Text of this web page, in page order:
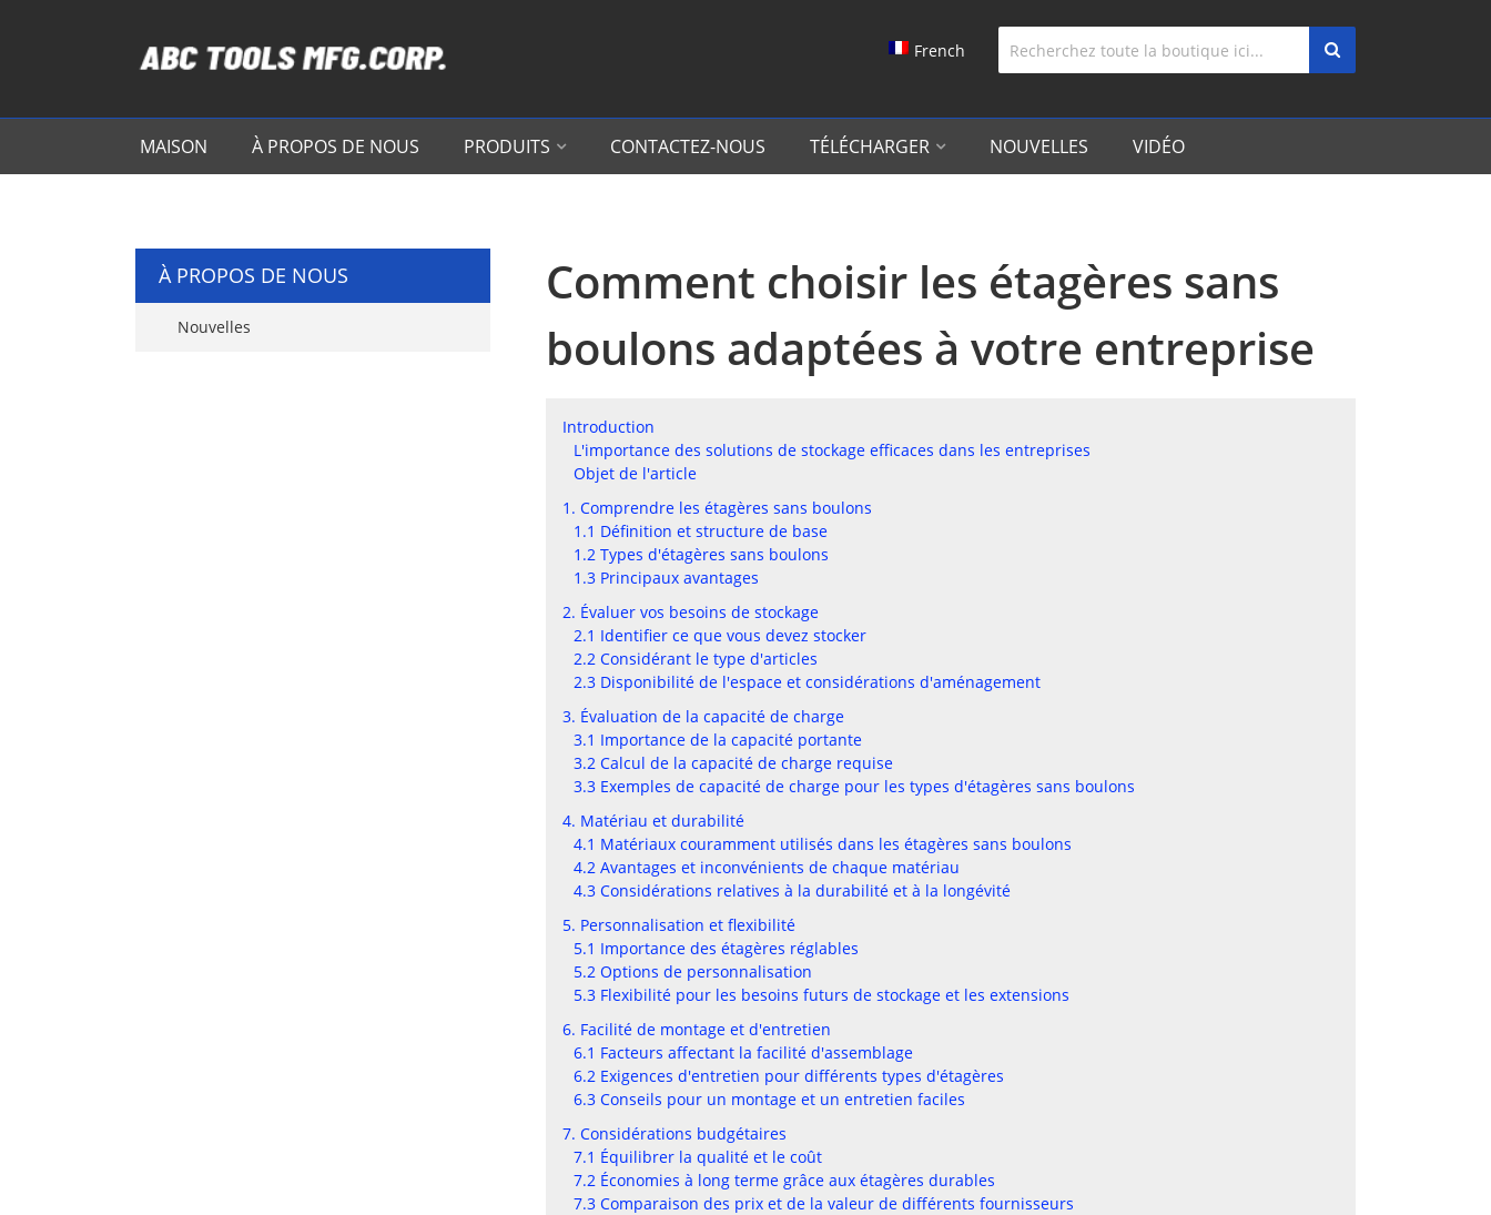
French
MAISON À PROPOS DE NOUS PRODUITS CONTACTEZ-NOUS TÉLÉCHARGER NOUVELLES VIDÉO
À PROPOS DE NOUS
Nouvelles
Comment choisir les étagères sans
boulons adaptées à votre entreprise
Introduction
L'importance des solutions de stockage efficaces dans les entreprises
Objet de l'article
1. Comprendre les étagères sans boulons
1.1 Définition et structure de base
1.2 Types d'étagères sans boulons
1.3 Principaux avantages
2. Évaluer vos besoins de stockage
2.1 Identifier ce que vous devez stocker
2.2 Considérant le type d'articles
2.3 Disponibilité de l'espace et considérations d'aménagement
3. Évaluation de la capacité de charge
3.1 Importance de la capacité portante
3.2 Calcul de la capacité de charge requise
3.3 Exemples de capacité de charge pour les types d'étagères sans boulons
4. Matériau et durabilité
4.1 Matériaux couramment utilisés dans les étagères sans boulons
4.2 Avantages et inconvénients de chaque matériau
4.3 Considérations relatives à la durabilité et à la longévité
5. Personnalisation et flexibilité
5.1 Importance des étagères réglables
5.2 Options de personnalisation
5.3 Flexibilité pour les besoins futurs de stockage et les extensions
6. Facilité de montage et d'entretien
6.1 Facteurs affectant la facilité d'assemblage
6.2 Exigences d'entretien pour différents types d'étagères
6.3 Conseils pour un montage et un entretien faciles
7. Considérations budgétaires
7.1 Équilibrer la qualité et le coût
7.2 Économies à long terme grâce aux étagères durables
7.3 Comparaison des prix et de la valeur de différents fournisseurs